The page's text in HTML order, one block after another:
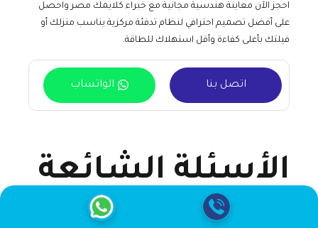
احجز الآن معاينة هندسية مجانية مع خبراء كلايمك مصر واحصل
على أفضل تصميم احترافي لنظام تدفئة مركزية يناسب منزلك أو
فيلتك بأعلى كفاءة وأقل استهلاك للطاقة.
اتصل بنا الواتساب
الأسئلة الشائعة
حول تركيب تدفئة